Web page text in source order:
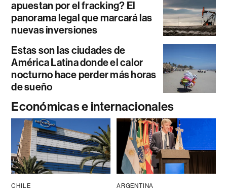
apuestan por el fracking? El
panorama legal que marcará las
nuevas inversiones
Estas son las ciudades de
América Latina donde el calor
nocturno hace perder más horas
de sueño
Económicas e internacionales
CHILE ARGENTINA